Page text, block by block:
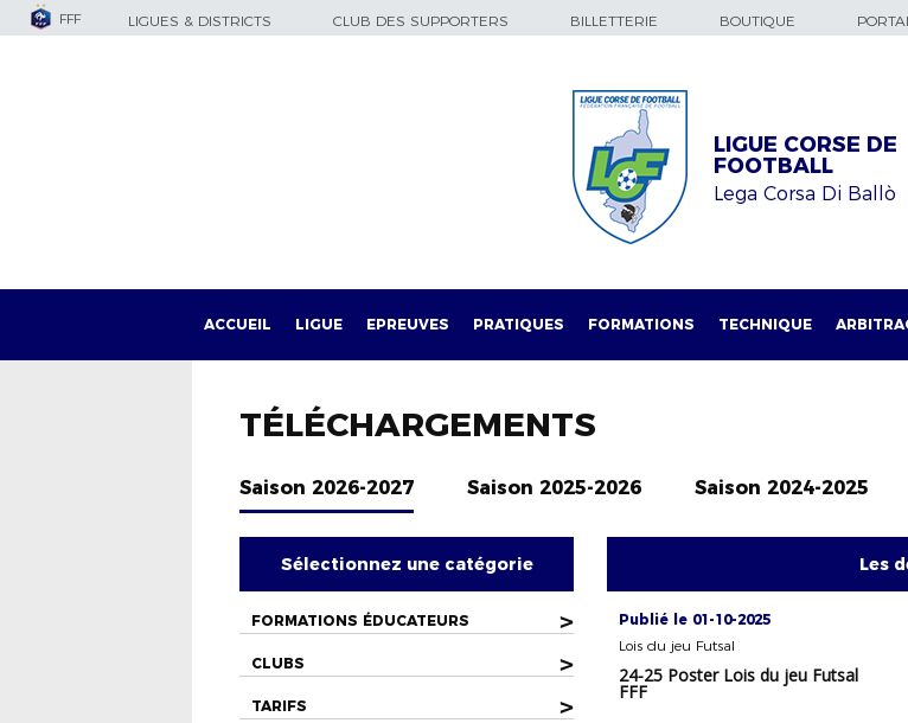
FFF LIGUES & DISTRICTS CLUB DES SUPPORTERS BILLETTERIE BOUTIQUE
LIGUE CORSE DE
FOOTBALL
Lega Corsa Di Ballò
ACCUEIL LIGUE EPREUVES PRATIQUES FORMATIONS TECHNIQUE
TÉLÉCHARGEMENTS
Saison 2026-2027 Saison 2025-2026 Saison 2024-2025
Sélectionnez une catégorie
FORMATIONS ÉDUCATEURS >
CLUBS >
TARIFS >
Les
Publié le 01-10-2025
Lois du jeu Futsal
24-25 Poster Lois du jeu Futsal
FFF